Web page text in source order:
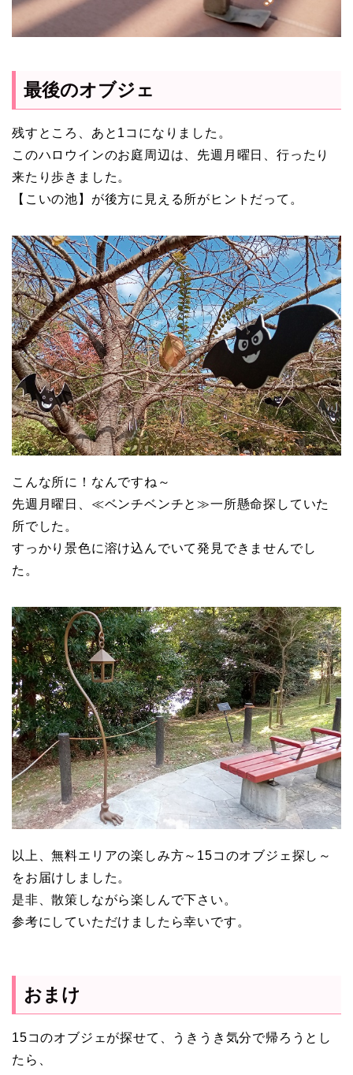
最後のオブジェ
残すところ、あと1コになりました。
このハロウインのお庭周辺は、先週月曜日、行ったり
来たり歩きました。
【こいの池】が後方に見える所がヒントだって。
こんな所に！なんですね～
先週月曜日、≪ベンチベンチと≫一所懸命探していた
所でした。
すっかり景色に溶け込んでいて発見できませんでし
た。
以上、無料エリアの楽しみ方～15コのオブジェ探し～
をお届けしました。
是非、散策しながら楽しんで下さい。
参考にしていただけましたら幸いです。
おまけ
15コのオブジェが探せて、うきうき気分で帰ろうとし
たら、